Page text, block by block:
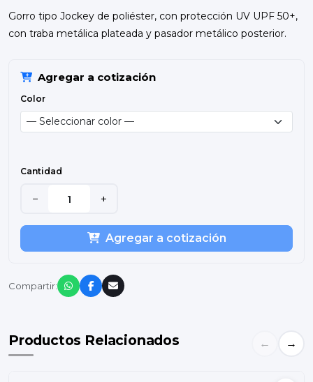
Gorro tipo Jockey de poliéster, con protección UV UPF 50+,
con traba metálica plateada y pasador metálico posterior.
Agregar a cotización
Color
Cantidad
− +
Agregar a cotización
Compartir:
Productos Relacionados ← →